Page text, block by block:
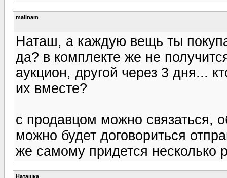
malinam
Наташ, а каждую вещь ты
да? в комплекте же не
аукцион, другой через 3 дня...
их вместе?
с продавцом можно связаться,
можно будет договориться
же самому придется несколько
Наташка